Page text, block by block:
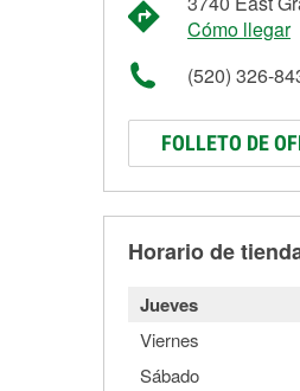
Cómo llegar
(520) 326-
FOLLETO DE
Horario de
Jueves
Viernes
Sábado